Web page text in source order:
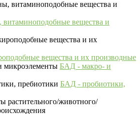
вещества и
вещества и их производные
БАД - макро- и
БАД - пробиотики,